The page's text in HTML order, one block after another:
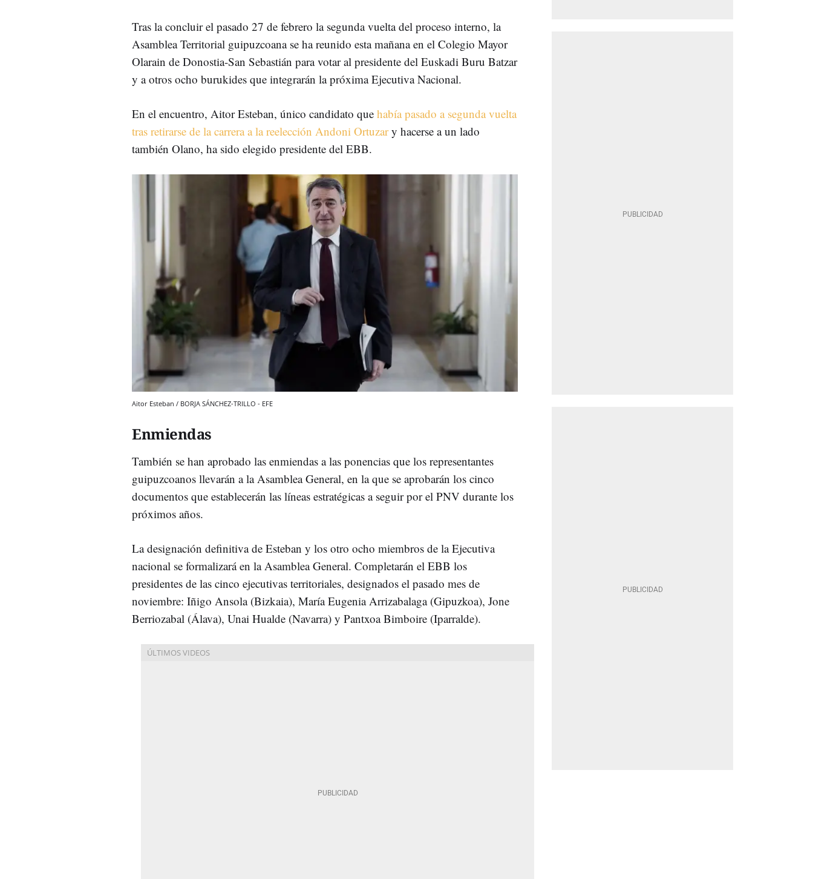
Tras la concluir el pasado 27 de febrero la segunda vuelta del proceso interno, la
Asamblea Territorial guipuzcoana se ha reunido esta mañana en el Colegio Mayor
Olarain de Donostia-San Sebastián para votar al presidente del Euskadi Buru Batzar
y a otros ocho burukides que integrarán la próxima Ejecutiva Nacional.
En el encuentro, Aitor Esteban, único candidato que había pasado a segunda vuelta
tras retirarse de la carrera a la reelección Andoni Ortuzary hacerse a un lado
también Olano, ha sido elegido presidente del EBB.
Aitor Esteban / BORJA SÁNCHEZ-TRILLO - EFE
Enmiendas
También se han aprobado las enmiendas a las ponencias que los representantes
guipuzcoanos llevarán a la Asamblea General, en la que se aprobarán los cinco
documentos que establecerán las líneas estratégicas a seguir por el PNV durante los
próximos años.
La designación definitiva de Esteban y los otro ocho miembros de la Ejecutiva
nacional se formalizará en la Asamblea General. Completarán el EBB los
presidentes de las cinco ejecutivas territoriales, designados el pasado mes de
noviembre: Iñigo Ansola (Bizkaia), María Eugenia Arrizabalaga (Gipuzkoa), Jone
Berriozabal (Álava), Unai Hualde (Navarra) y Pantxoa Bimboire (Iparralde).